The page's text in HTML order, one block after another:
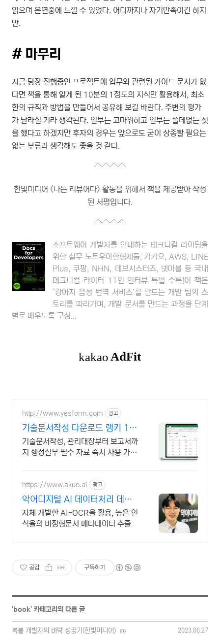
읽으며 은연중에 느낄 수 있었다. 어디까지나 자기만족이긴 하지
만.
# 마무리
지금 당장 진행중인 프로젝트에 업무와 관련된 가이드 문서가 없
다면 책을 통해 알게 된 10분의 1 정도의 지식만 활용해서, 최소
한의 규칙과 방법을 만들어서 공유해 보길 바란다. 주변의 평가
가 달라질 거라 생각된다. 일부는 고마워하고 일부는 쓸데없는 짓
을 했다고 하겠지만 후자의 경우는 앞으로도 굳이 상종할 필요는
없는 부류라 생각해도 좋을 것 같다.
한빛미디어 <나는 리뷰어다> 활동을 위해서 책을 제공받아 작성
된 서평입니다.
소프트웨어 개발자를 안내하는 테크니컬 라이팅을
위한 실무 노트우아한형제들, 카카오, AWS, LINE
Plus, 쿠팡, NHN, 데브시스터즈, 넷마블 등 국내
테크니컬 라이터 11인 인터뷰 특별 수록!이 책은
‘강아지 음성 번역 서비스’를 만드는 개발 팀의 스
토리를 따라가며, 개발 문서를 만드는 과정을 단계
별로 배우도록 구성...
http://www.yesform.com 광고
기술문서작성 다운로드 랭키 1위
문서서식 플랫폼
기술문서작성, 관리대장부터 보고서까
지 행정실무 필수 자료 즉시 사용 가능
https://www.akuo.ai 광고
악어디지털 AI 데이터처리 데이
터입력 BPO서비스
자체 개발한 AI-OCR을 활용, 높은 인
식율의 비정형문서 메타데이터 추출
공감 구독하기
'book' 카테고리의 다른 글
복붙 개발자의 벼락 성공기(한빛미디어) (0) 2023.06.27